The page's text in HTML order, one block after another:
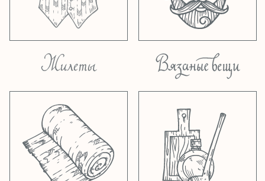
20.06.2025
Получили большие летние
поставки от
K.Dorfzaun. Много
первоклассных кепок, соломенных шляп и
восьмиклинки , шляпы,быт, а также
в наши шоурумы в Москве и Санкт-
06.06.2025
Получили поставку гавайских
рубашек от
с Гавайских
островов! Хлопок, рэйон, сделаны на
Гавайях, 30 расцветок, размеры XS-4XL.
Все уже на сайте, заходите в раздел
рубашки, а также в наши шоурумы в
Москве и Санкт-Петербурге.